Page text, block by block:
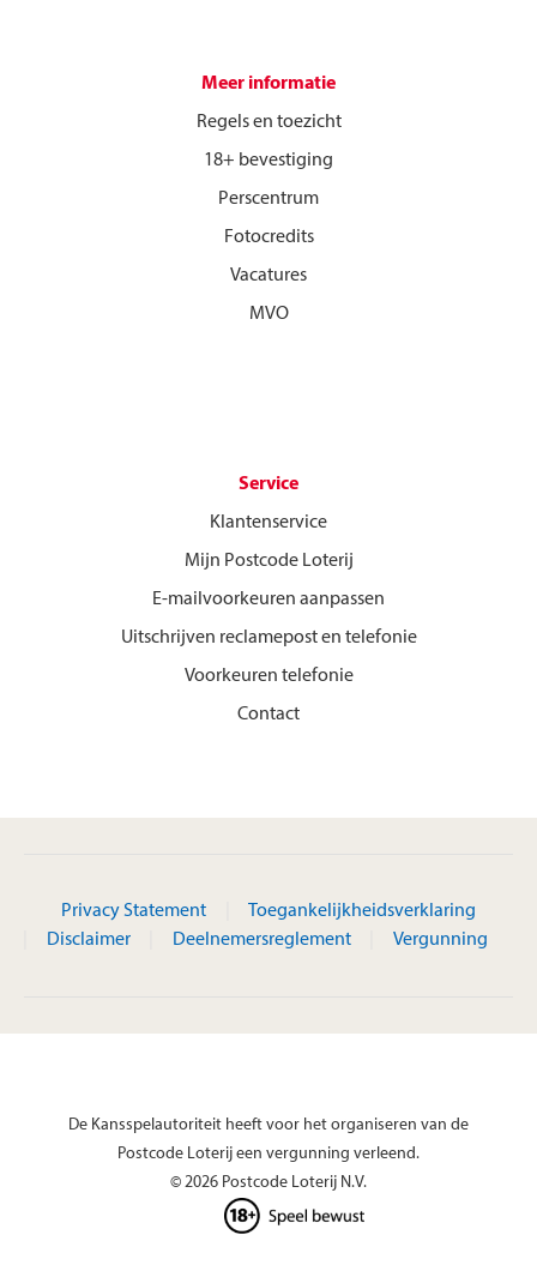
Meer informatie
Regels en toezicht
18+ bevestiging
Perscentrum
Fotocredits
Vacatures
MVO
Service
Klantenservice
Mijn Postcode Loterij
E-mailvoorkeuren aanpassen
Uitschrijven reclamepost en telefonie
Voorkeuren telefonie
Contact
Privacy Statement
Toegankelijkheidsverklaring
Disclaimer
Deelnemersreglement Vergunning
De Kansspelautoriteit heeft voor het organiseren van de
Postcode Loterij een vergunning verleend.
© 2026 Postcode Loterij N.V.